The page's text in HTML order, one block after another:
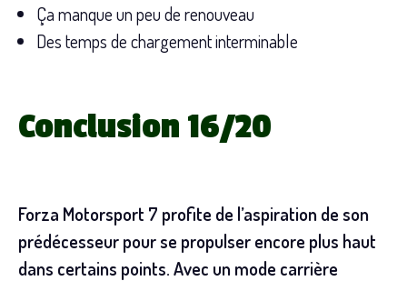
Ça manque un peu de renouveau
Des temps de chargement interminable
Conclusion 16/20
Forza Motorsport 7 profite de l’aspiration de son
prédécesseur pour se propulser encore plus haut
dans certains points. Avec un mode carrière